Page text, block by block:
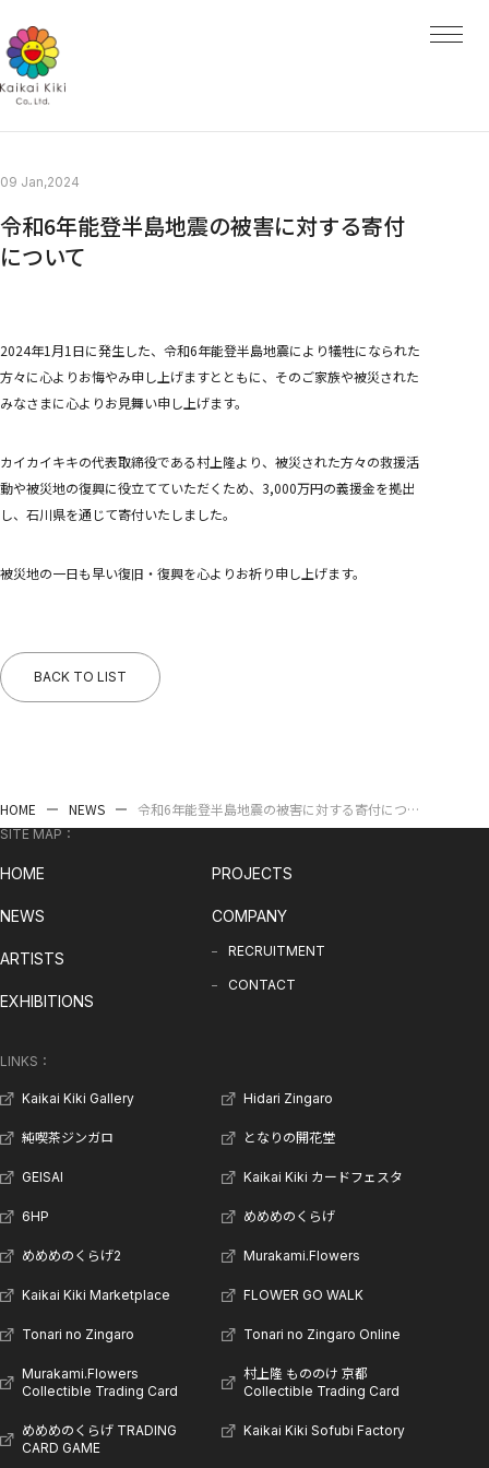
09 Jan,2024
令和6年能登半島地震の被害に対する寄付
について
2024年1月1日に発生した、令和6年能登半島地震により犠牲になられた
方々に心よりお悔やみ申し上げますとともに、そのご家族や被災された
みなさまに心よりお見舞い申し上げます。
カイカイキキの代表取締役である村上隆より、被災された方々の救援活
動や被災地の復興に役立てていただくため、3,000万円の義援金を拠出
し、石川県を通じて寄付いたしました。
被災地の一日も早い復旧・復興を心よりお祈り申し上げます。
BACK TO LIST
HOME NEWS
令和6年能登半島地震の被害に対する寄付につい
SITE MAP：
HOME
NEWS
ARTISTS
EXHIBITIONS
PROJECTS
COMPANY
RECRUITMENT
CONTACT
LINKS：
Kaikai Kiki Gallery Hidari Zingaro
純喫茶ジンガロ となりの開花堂
GEISAI Kaikai Kiki カードフェスタ
6HP めめめのくらげ
めめめのくらげ2 Murakami.Flowers
Kaikai Kiki Marketplace FLOWER GO WALK
Tonari no Zingaro Tonari no Zingaro Online
Murakami.Flowers
Collectible Trading Card
村上隆 もののけ 京都
Collectible Trading Card
めめめのくらげ TRADING
CARD GAME
Kaikai Kiki Sofubi Factory
NEWS
ARTISTS
ARTISTS TOP
AYA TAKANO
くらやえみ
Mr.
大谷工作室
ナカザワショーコ
朋弓
PROJECTS
GALLERY
Kaikai Kiki Gallery M Cubed
STORES
Tonari no Zingaro
囍鵲亭（キジャクテイ）
Kaikai Kiki CARD STATION
FILM
DIGITAL
FLOWER GO WALK
KaikaiKiki Marketplace
Murakami.Flowers Collectible Trading Card
村上隆 もののけ 京都 Collectible Trading Card
めめめのくらげ TRADING CARD GAME
COMPANY
CONTACT